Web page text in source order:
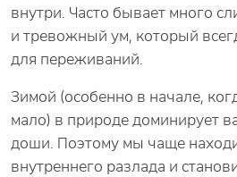
внутри. Часто бывает много
и тревожный ум, который
для переживаний.
Зимой (особенно в начале,
мало) в природе доминирует
доши. Поэтому мы чаще
внутреннего разлада и